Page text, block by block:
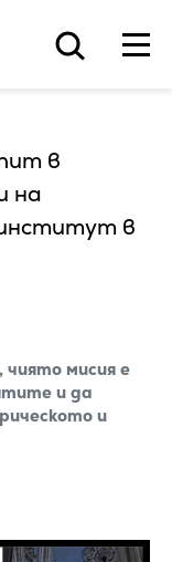
в
на
в
мисия е
и да
и